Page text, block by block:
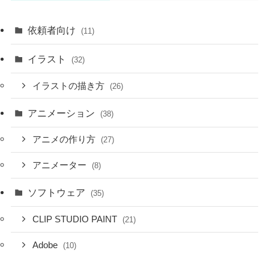
依頼者向け (11)
イラスト (32)
イラストの描き方 (26)
アニメーション (38)
アニメの作り方 (27)
アニメーター (8)
ソフトウェア (35)
CLIP STUDIO PAINT (21)
Adobe (10)